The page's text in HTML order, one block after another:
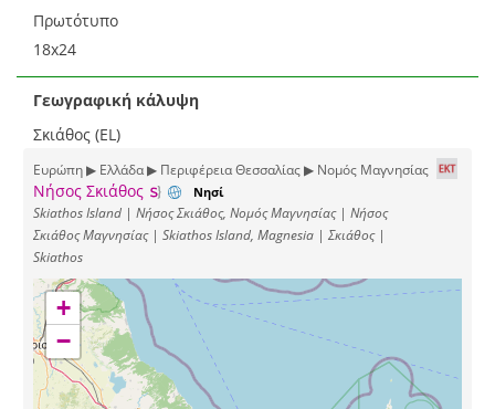
Πρωτότυπο
18x24
Γεωγραφική κάλυψη
Σκιάθος (EL)
Ευρώπη ▶ Ελλάδα ▶ Περιφέρεια Θεσσαλίας ▶ Νομός Μαγνησίας
Νήσος Σκιάθος Νησί
Skiathos Island | Νήσος Σκιάθος, Νομός Μαγνησίας | Νήσος
Σκιάθος Μαγνησίας | Skiathos Island, Magnesia | Σκιάθος |
Skiathos
+
−